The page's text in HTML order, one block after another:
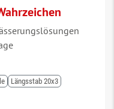
Längsstab 20x3